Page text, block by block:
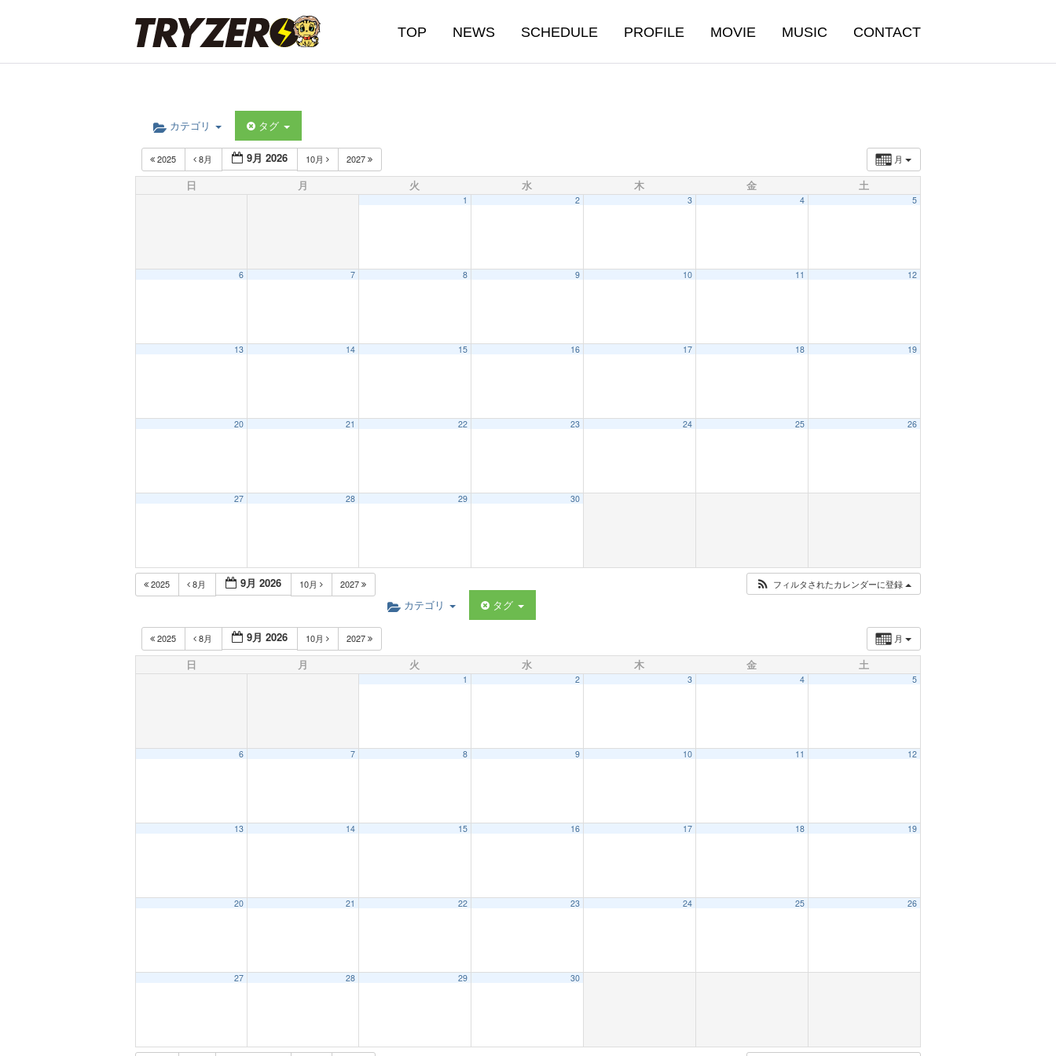
TOP NEWS SCHEDULE PROFILE MOVIE MUSIC CONTACT
カテゴリ タグ
月
2025 8月 9月 2026 10月 2027
日 月 火 水 木 金 土
1 2 3 4 5
6 7 8 9 10 11 12
13 14 15 16 17 18 19
20 21 22 23 24 25 26
27 28 29 30
2025 8月 9月 2026 10月 2027 フィルタされたカレンダーに登録
カテゴリ タグ
月
2025 8月 9月 2026 10月 2027
日 月 火 水 木 金 土
1 2 3 4 5
6 7 8 9 10 11 12
13 14 15 16 17 18 19
20 21 22 23 24 25 26
27 28 29 30